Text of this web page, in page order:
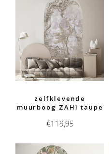
zelfklevende
muurboog ZAHI taupe
€119,95